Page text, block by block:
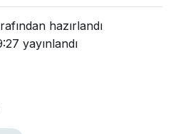
hazırlandı
yayınlandı